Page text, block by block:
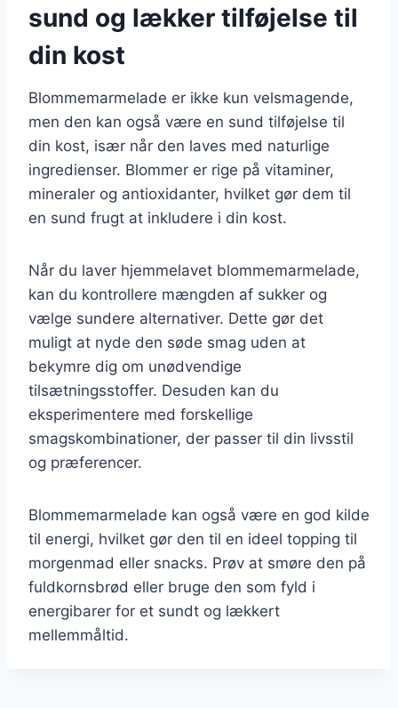
sund og lækker tilføjelse til
din kost
Blommemarmelade er ikke kun velsmagende,
men den kan også være en sund tilføjelse til
din kost, især når den laves med naturlige
ingredienser. Blommer er rige på vitaminer,
mineraler og antioxidanter, hvilket gør dem til
en sund frugt at inkludere i din kost.
Når du laver hjemmelavet blommemarmelade,
kan du kontrollere mængden af sukker og
vælge sundere alternativer. Dette gør det
muligt at nyde den søde smag uden at
bekymre dig om unødvendige
tilsætningsstoffer. Desuden kan du
eksperimentere med forskellige
smagskombinationer, der passer til din livsstil
og præferencer.
Blommemarmelade kan også være en god kilde
til energi, hvilket gør den til en ideel topping til
morgenmad eller snacks. Prøv at smøre den på
fuldkornsbrød eller bruge den som fyld i
energibarer for et sundt og lækkert
mellemmåltid.